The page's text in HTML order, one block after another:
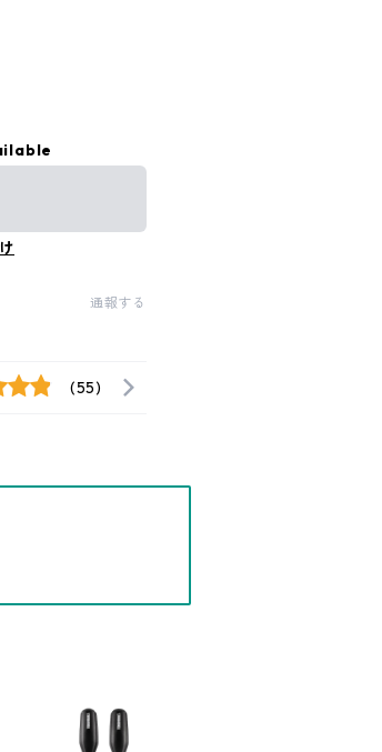
通報する
(55)